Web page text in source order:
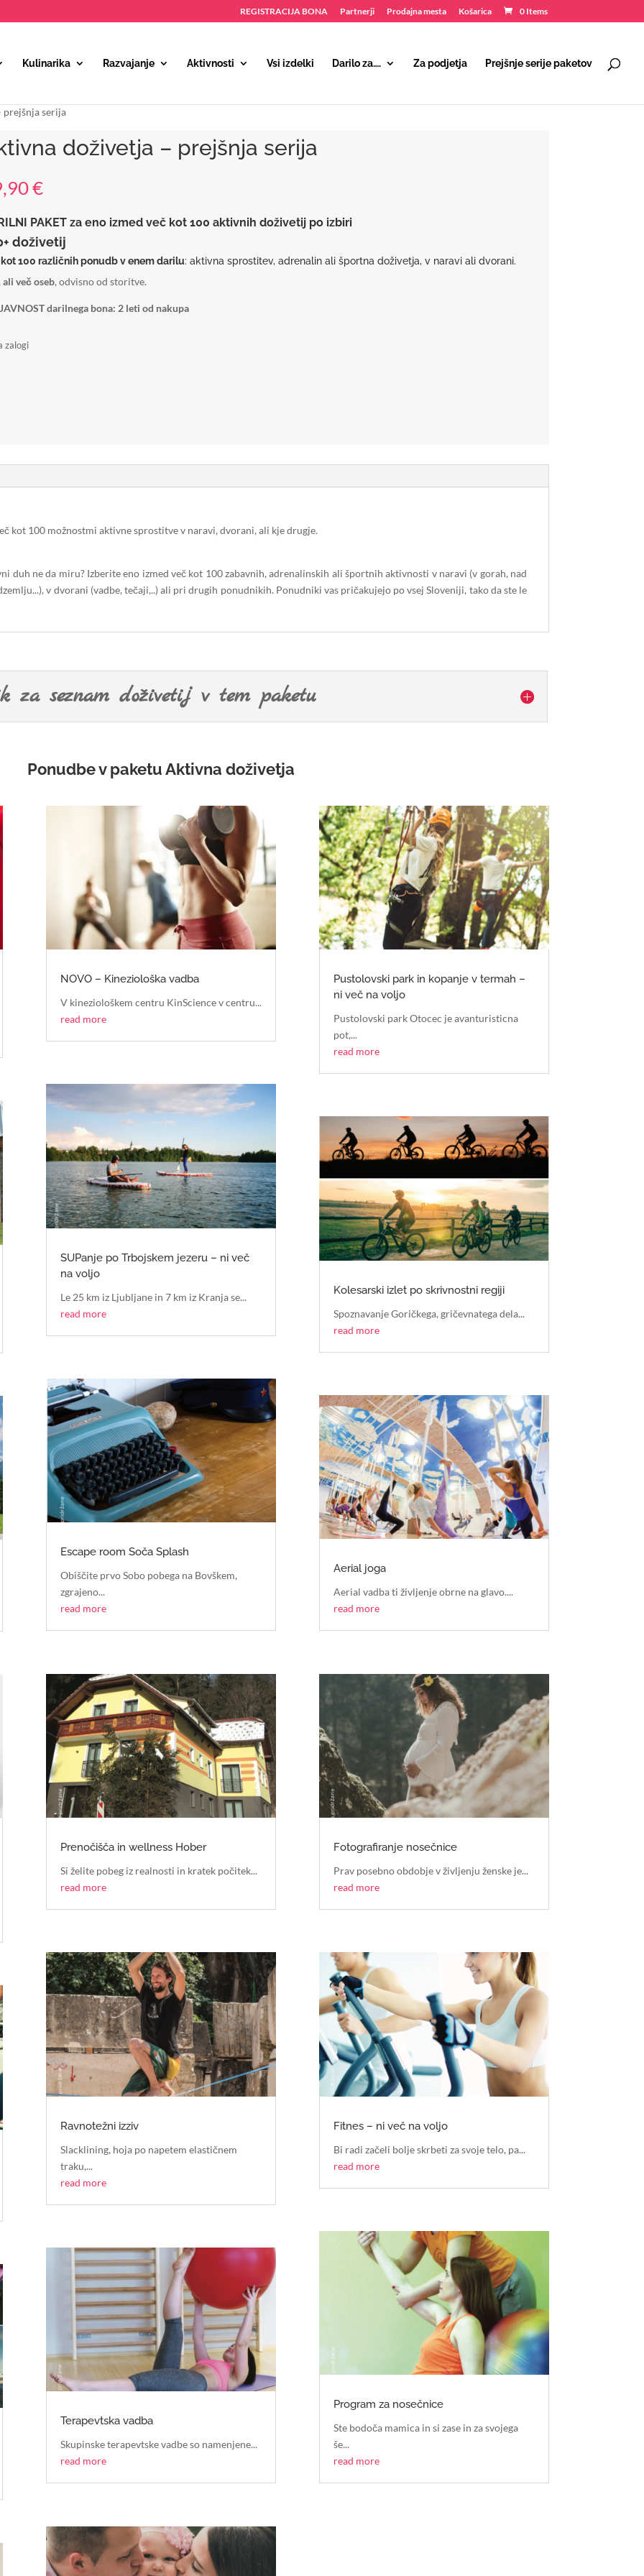
REGISTRACIJA BONA Partnerji Prodajna mesta Košarica 0 Items
Kulinarika Razvajanje Aktivnosti Vsi izdelki Darilo za…. Za podjetja Prejšnje serije paketov
serija
doživetja – prejšnja serija
€
PAKET za eno izmed več kot 100 aktivnih doživetij po izbiri
doživetij
kot 100 različnih ponudb v enem darilu: aktivna sprostitev, adrenalin ali športna doživetja, v naravi ali dvorani.
ali več oseb, odvisno od storitve.
darilnega bona: 2 leti od nakupa
zalogi
kot 100 možnostmi aktivne sprostitve v naravi, dvorani, ali kje drugje.
duh ne da miru? Izberite eno izmed več kot 100 zabavnih, adrenalinskih ali športnih aktivnosti v naravi (v gorah, nad
v dvorani (vadbe, tečaji,..) ali pri drugih ponudnikih. Ponudniki vas pričakujejo po vsej Sloveniji, tako da ste le
za seznam doživetij v tem paketu
Ponudbe v paketu Aktivna doživetja
NOVO – Kineziološka vadba
V kineziološkem centru KinScience v centru...
read more
SUPanje po Trbojskem jezeru – ni več
na voljo
Le 25 km iz Ljubljane in 7 km iz Kranja se...
read more
Escape room Soča Splash
Obiščite prvo Sobo pobega na Bovškem,
zgrajeno...
read more
Prenočišča in wellness Hober
Si želite pobeg iz realnosti in kratek počitek...
read more
Ravnotežni izziv
Slacklining, hoja po napetem elastičnem
traku,...
read more
Terapevtska vadba
Skupinske terapevtske vadbe so namenjene...
read more
Pustolovski park in kopanje v termah –
ni več na voljo
Pustolovski park Otocec je avanturisticna
pot,...
read more
Kolesarski izlet po skrivnostni regiji
Spoznavanje Goričkega, gričevnatega dela...
read more
Aerial joga
Aerial vadba ti življenje obrne na glavo....
read more
Fotografiranje nosečnice
Prav posebno obdobje v življenju ženske je...
read more
Fitnes – ni več na voljo
Bi radi začeli bolje skrbeti za svoje telo, pa...
read more
Program za nosečnice
Ste bodoča mamica in si zase in za svojega
še...
read more